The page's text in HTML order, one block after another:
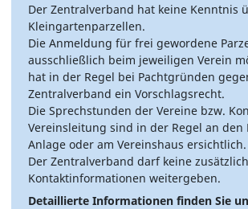
Der Zentralverband hat keine Kenntnis
Kleingartenparzellen.
Die Anmeldung für frei gewordene
ausschließlich beim jeweiligen Verein
hat in der Regel bei Pachtgründen
Zentralverband ein Vorschlagsrecht.
Die Sprechstunden der Vereine bzw.
Vereinsleitung sind in der Regel an den
Anlage oder am Vereinshaus ersichtlich.
Der Zentralverband darf keine
Kontaktinformationen weitergeben.
Detaillierte Informationen finden Sie